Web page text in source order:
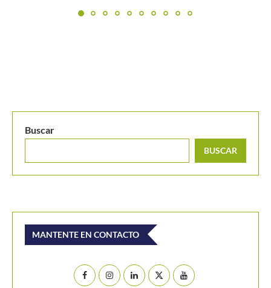
Buscar
BUSCAR
MANTENTE EN CONTACTO